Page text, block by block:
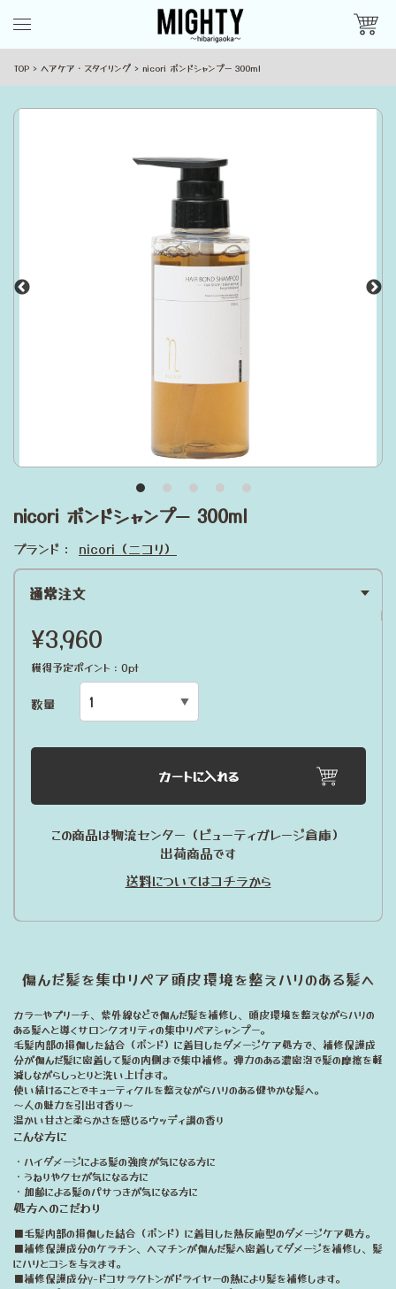
TOP ヘアケア・スタイリング nicori ボンドシャンプー 300ml
nicori ボンドシャンプー 300ml
ブランド： nicori（ニコリ）
通常注文
¥3,960
獲得予定ポイント：0pt
数量
カートに入れる
この商品は物流センター（ビューティガレージ倉庫）
出荷商品です
送料についてはコチラから
傷んだ髪を集中リペア頭皮環境を整えハリのある髪へ
カラーやブリーチ、紫外線などで傷んだ髪を補修し、頭皮環境を整えながらハリの
ある髪へと導くサロンクオリティの集中リペアシャンプー。
毛髪内部の損傷した結合（ボンド）に着目したダメージケア処方で、補修保護成
分が傷んだ髪に密着して髪の内側まで集中補修。弾力のある濃密泡で髪の摩擦を軽
減しながらしっとりと洗い上げます。
使い続けることでキューティクルを整えながらハリのある健やかな髪へ。
～人の魅力を引出す香り～
温かい甘さと柔らかさを感じるウッディ調の香り
こんな方に
・ハイダメージによる髪の強度が気になる方に
・うねりやクセが気になる方に
・加齢による髪のパサつきが気になる方に
処方へのこだわり
■毛髪内部の損傷した結合（ボンド）に着目した熱反応型のダメージケア処方。
■補修保護成分のケラチン、ヘマチンが傷んだ髪へ密着してダメージを補修し、髪
にハリとコシを与えます。
■補修保護成分γ-ドコサラクトンがドライヤーの熱により髪を補修します。